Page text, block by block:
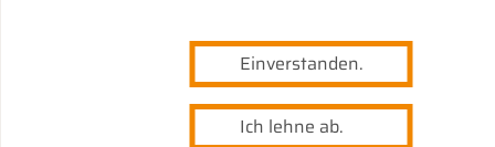
Einverstanden.
Ich lehne ab.